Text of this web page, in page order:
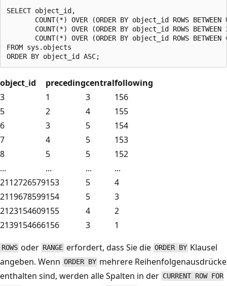
SELECT object_id,
COUNT(*) OVER (ORDER BY object_id ROWS
COUNT(*) OVER (ORDER BY object_id ROWS BETWEEN
COUNT(*) OVER (ORDER BY object_id ROWS
FROM sys.objects
object_id precedingcentralfollowing
3
1 3
156
5
2 4
155
6
3 5
154
7
4 5
153
8
5 5
152
...
... ...
...
2112726579153 5
4
2119678599154 5
3
2123154609155 4
2
2139154666156 3 1
ROWS oder RANGEerfordert, dass Sie die ORDER BY Klausel
angeben. Wenn ORDER BY mehrere Reihenfolgenausdrücke
enthalten sind, werden alle Spalten in der CURRENT ROW FOR